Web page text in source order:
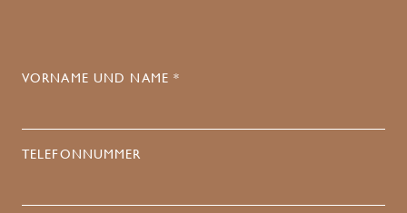
VORNAME UND NAME *
TELEFONNUMMER